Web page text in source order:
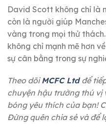
David Scott không chỉ là
còn là người giúp
vàng trong mọi thử
không chỉ mạnh mẽ hơn
sự cân bằng trong sự
Theo dõiMCFC Ltdđể
chuyện hậu trường thú
bóng yêu thích của bạn!
Đừng quên chia sẻ và để